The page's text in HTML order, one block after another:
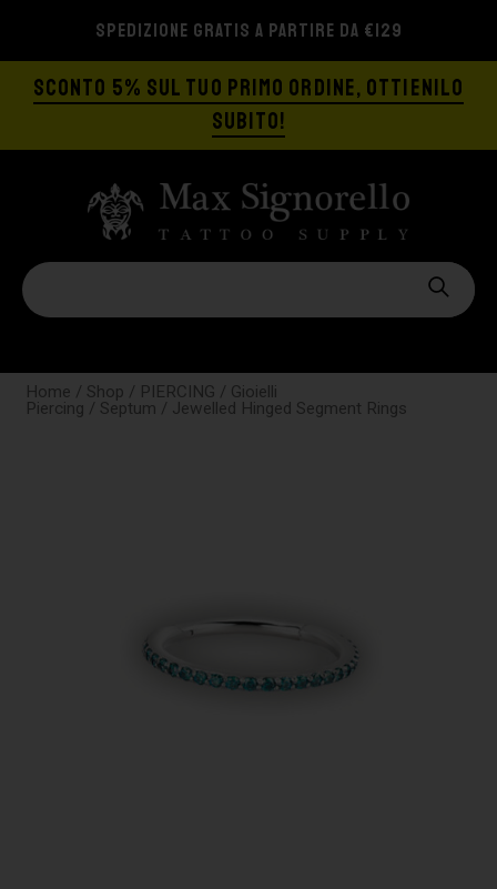
SPEDIZIONE GRATIS A PARTIRE DA €129
SCONTO 5% SUL TUO PRIMO ORDINE, OTTIENILO
SUBITO!
Home / Shop / PIERCING / Gioielli
Piercing / Septum / Jewelled Hinged Segment Rings